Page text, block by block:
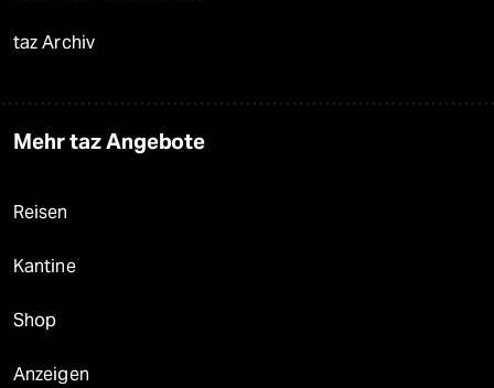
taz Archiv
Mehr taz Angebote
Reisen
Kantine
Shop
Anzeigen